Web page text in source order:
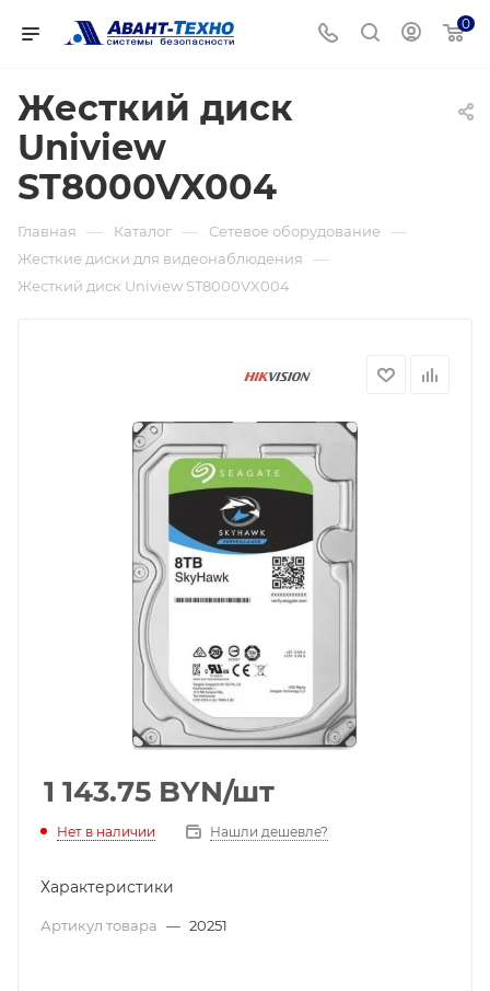
0
Жесткий диск
Uniview
ST8000VX004
Главная — Каталог — Сетевое оборудование —
Жесткие диски для видеонаблюдения —
Жесткий диск Uniview ST8000VX004
1 143.75 BYN/шт
Нет в наличии Нашли дешевле?
Характеристики
Артикул товара — 20251